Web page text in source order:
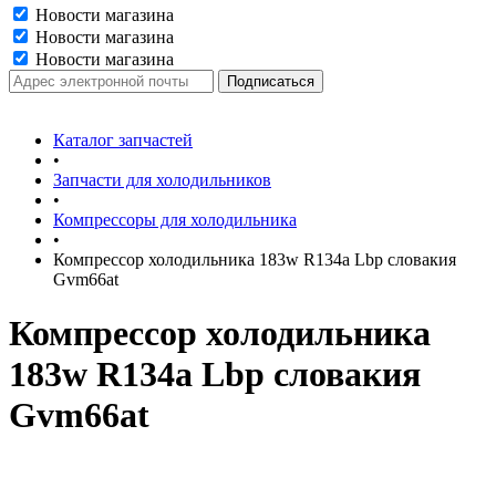
Новости магазина
Новости магазина
Новости магазина
Каталог запчастей
•
Запчасти для холодильников
•
Компрессоры для холодильника
•
Компрессор холодильника 183w R134a Lbp словакия
Gvm66at
Компрессор холодильника
183w R134a Lbp словакия
Gvm66at